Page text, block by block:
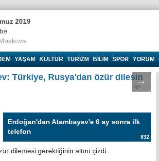
2019
Moskova
YAŞAM KÜLTÜR TURIZM BILIM SPOR YORUM
→
Türkiye, Rusya'dan özür dilesin
Erdoğan'dan Atambayev'e 6 ay sonra ilk
telefon
832
dilemesi gerektiğinin altını çizdi.